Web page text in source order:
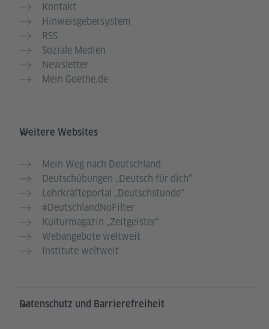
Kontakt
Hinweisgebersystem
RSS
Soziale Medien
Newsletter
Mein Goethe.de
Weitere Websites
Mein Weg nach Deutschland
Deutschübungen „Deutsch für dich“
Lehrkräfteportal „Deutschstunde“
#DeutschlandNoFilter
Kulturmagazin „Zeitgeister“
Webangebote weltweit
Institute weltweit
Datenschutz und Barrierefreiheit